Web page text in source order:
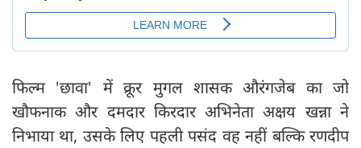
फिल्म 'छावा' में क्रूर मुगल शासक औरंगजेब का जो
खौफनाक और दमदार किरदार अभिनेता अक्षय खन्ना ने
निभाया था, उसके लिए पहली पसंद वह नहीं बल्कि रणदीप